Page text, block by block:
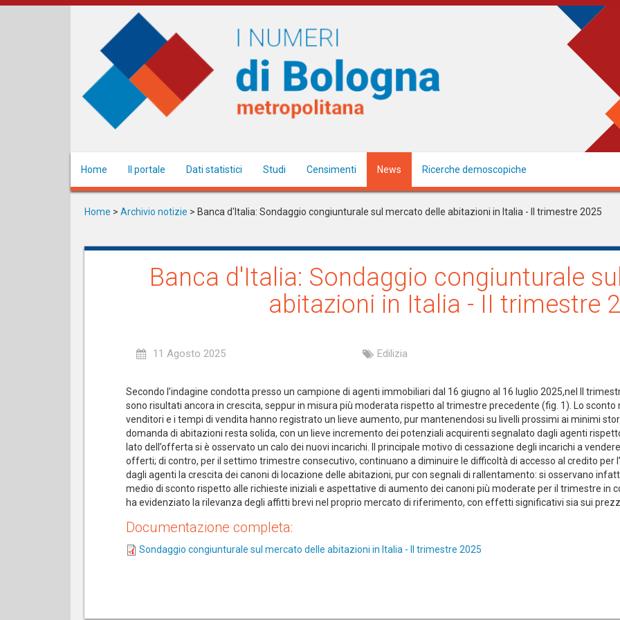
Salta
Home Il portale Dati statistici Studi Censimenti News Ricerche demoscopiche
Home > Archivio notizie > Banca d'Italia: Sondaggio congiunturale sul mercato delle abitazioni in Italia - II trimestre 2025
Banca d'Italia: Sondaggio congiunturale
abitazioni in Italia - II trimestre
11 Agosto 2025 Edilizia
Secondo l’indagine condotta presso un campione di agenti immobiliari dal 16 giugno al 16 luglio 2025,nel II
sono risultati ancora in crescita, seppur in misura più moderata rispetto al trimestre precedente (fig. 1). Lo
venditori e i tempi di vendita hanno registrato un lieve aumento, pur mantenendosi su livelli prossimi ai minimi
domanda di abitazioni resta solida, con un lieve incremento dei potenziali acquirenti segnalato dagli agenti
lato dell’offerta si è osservato un calo dei nuovi incarichi. Il principale motivo di cessazione degli incarichi a
offerti; di contro, per il settimo trimestre consecutivo, continuano a diminuire le difficoltà di accesso al credito per
dagli agenti la crescita dei canoni di locazione delle abitazioni, pur con segnali di rallentamento: si osservano
medio di sconto rispetto alle richieste iniziali e aspettative di aumento dei canoni più moderate per il trimestre in
ha evidenziato la rilevanza degli affitti brevi nel proprio mercato di riferimento, con effetti significativi sia sui
Documentazione completa:
Sondaggio congiunturale sul mercato delle abitazioni in Italia - II trimestre 2025